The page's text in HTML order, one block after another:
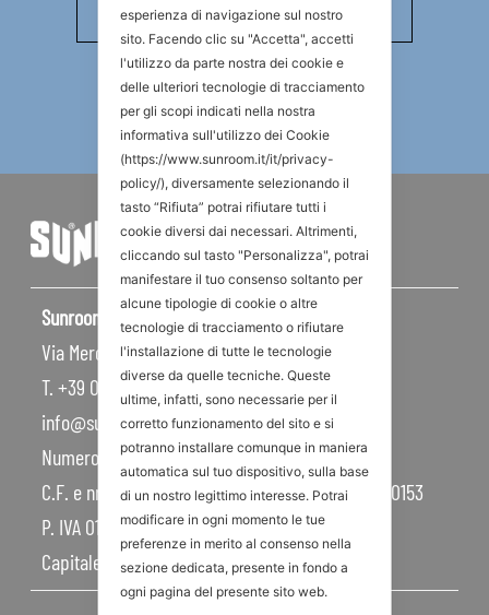
Sunroom S.p.A – Sede Legale
Via Mercadante, 10 – 47841 Cattolica RN – Italy
T. +39 0541 834011
info@sunroom.it
Numero REA RN – 225109
C.F. e nr. iscrizione al Registro Imprese 07879990153
P. IVA 01968830404
Capitale Sociale 450.000,00 I.V.
esperienza di navigazione sul nostro
sito. Facendo clic su "Accetta", accetti
l'utilizzo da parte nostra dei cookie e
delle ulteriori tecnologie di tracciamento
per gli scopi indicati nella nostra
informativa sull'utilizzo dei Cookie
(https://www.sunroom.it/it/privacy-
policy/), diversamente selezionando il
tasto “Rifiuta” potrai rifiutare tutti i
cookie diversi dai necessari. Altrimenti,
cliccando sul tasto "Personalizza", potrai
manifestare il tuo consenso soltanto per
alcune tipologie di cookie o altre
tecnologie di tracciamento o rifiutare
l'installazione di tutte le tecnologie
diverse da quelle tecniche. Queste
ultime, infatti, sono necessarie per il
corretto funzionamento del sito e si
potranno installare comunque in maniera
automatica sul tuo dispositivo, sulla base
di un nostro legittimo interesse. Potrai
modificare in ogni momento le tue
preferenze in merito al consenso nella
sezione dedicata, presente in fondo a
ogni pagina del presente sito web.